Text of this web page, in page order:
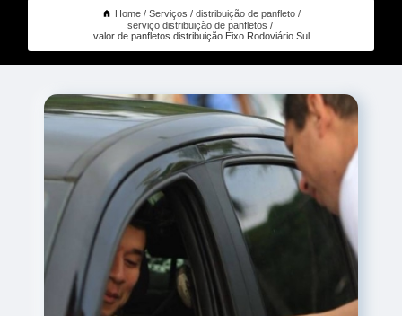
Home Serviços
distribuição de panfleto
serviço distribuição de panfletos
valor de panfletos distribuição Eixo Rodoviário Sul